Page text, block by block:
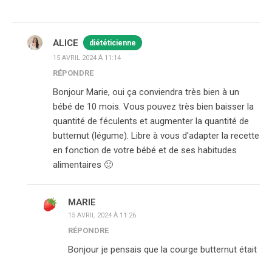
ALICE diététicienne
15 AVRIL 2024 À 11:14
RÉPONDRE
Bonjour Marie, oui ça conviendra très bien à un
bébé de 10 mois. Vous pouvez très bien baisser la
quantité de féculents et augmenter la quantité de
butternut (légume). Libre à vous d'adapter la recette
en fonction de votre bébé et de ses habitudes
alimentaires 🙂
MARIE
15 AVRIL 2024 À 11:26
RÉPONDRE
Bonjour je pensais que la courge butternut était